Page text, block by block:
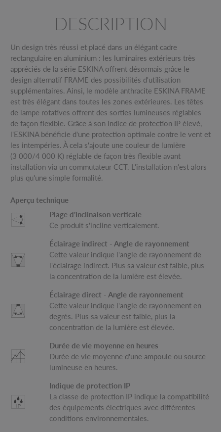
DESCRIPTION
Un design très réussi et placé dans un élégant cadre
rectangulaire en aluminium : les luminaires extérieurs très
appréciés de la série ESKINA offrent désormais grâce le
design alternatif FRAME des possibilités d'utilisation
supplémentaires. Ainsi, le modèle anthracite ESKINA FRAME
est très élégant dans toutes les zones extérieures. Les têtes
de lampe rotatives offrent des sorties lumineuses réglables
de façon flexible. Grâce à son indice de protection IP élevé,
l'ESKINA bénéficie d'une protection optimale contre le vent et
les intempéries. À cela s'ajoute une couleur de lumière
(3 000/4 000 K) réglable de façon très flexible avant
installation via un commutateur CCT. L'installation n'est alors
plus qu'une simple formalité.
Aperçu technique
Plage d'inclinaison verticale
Ce produit s'incline verticalement.
Éclairage indirect - Angle de rayonnement
Cette valeur indique l'angle de rayonnement de
l'éclairage indirect. Plus sa valeur est faible, plus
la concentration de la lumière est élevée.
Éclairage direct - Angle de rayonnement
Cette valeur indique l'angle de rayonnement en
degrés. Plus sa valeur est faible, plus la
concentration de la lumière est élevée.
Durée de vie moyenne en heures
Durée de vie moyenne d'une ampoule ou source
lumineuse en heures.
Indique de protection IP
La classe de protection IP indique la compatibilité
des équipements électriques avec différentes
conditions environnementales.